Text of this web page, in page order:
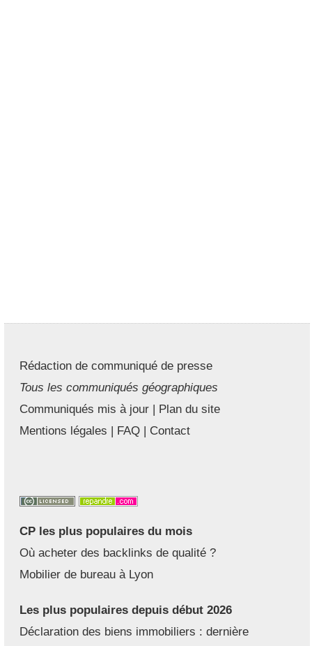
Rédaction de communiqué de presse
Tous les communiqués géographiques
Communiqués mis à jour | Plan du site
Mentions légales | FAQ | Contact
CP les plus populaires du mois
Où acheter des backlinks de qualité ?
Mobilier de bureau à Lyon
Les plus populaires depuis début 2026
Déclaration des biens immobiliers : dernière